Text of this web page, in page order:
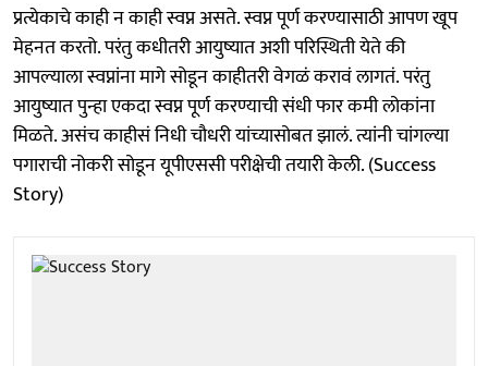
प्रत्येकाचे काही न काही स्वप्न असते. स्वप्न पूर्ण करण्यासाठी आपण खूप
मेहनत करतो. परंतु कधीतरी आयुष्यात अशी परिस्थिती येते की
आपल्याला स्वप्नांना मागे सोडून काहीतरी वेगळं करावं लागतं. परंतु
आयुष्यात पुन्हा एकदा स्वप्न पूर्ण करण्याची संधी फार कमी लोकांना
मिळते. असंच काहीसं निधी चौधरी यांच्यासोबत झालं. त्यांनी चांगल्या
पगाराची नोकरी सोडून यूपीएससी परीक्षेची तयारी केली. (Success
Story)